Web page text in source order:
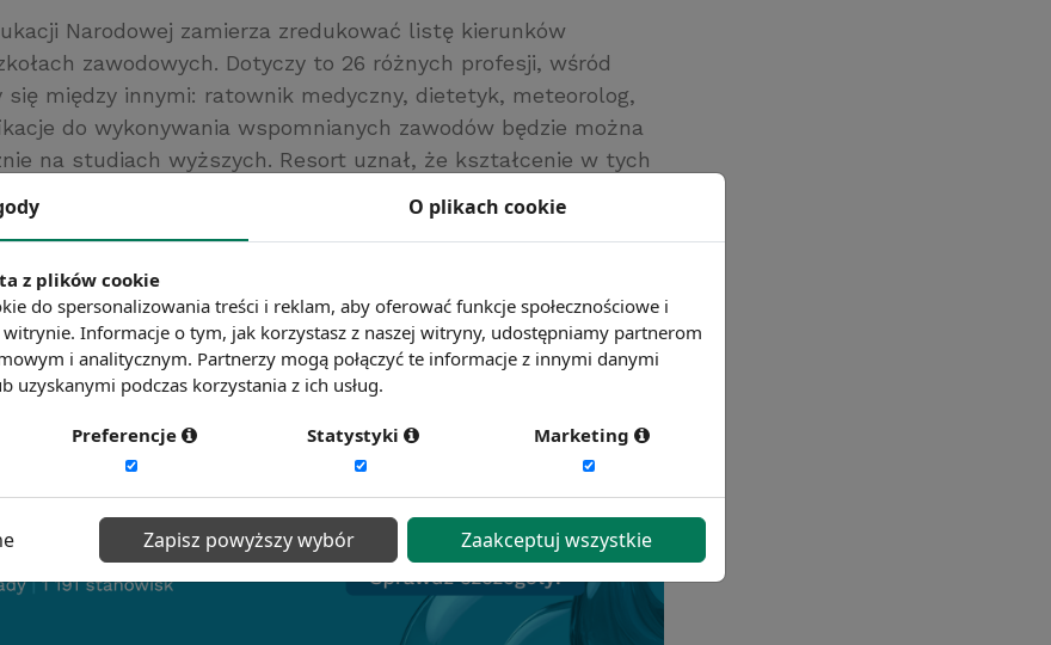
Narodowej zamierza zredukować listę kierunków
zawodowych. Dotyczy to 26 różnych profesji, wśród
się między innymi: ratownik medyczny, dietetyk, meteorolog,
do wykonywania wspomnianych zawodów będzie można
na studiach wyższych. Resort uznał, że kształcenie w tych
z tych kierunków znajduje się już w ofercie szkół wyższych.
Zobacz więcej wiadomości
O plikach cookie
z plików cookie
do spersonalizowania treści i reklam, aby oferować funkcje społecznościowe i
Informacje o tym, jak korzystasz z naszej witryny, udostępniamy partnerom
i analitycznym. Partnerzy mogą połączyć te informacje z innymi danymi
uzyskanymi podczas korzystania z ich usług.
Preferencje Statystyki Marketing
Zapisz powyższy wybór Zaakceptuj wszystkie